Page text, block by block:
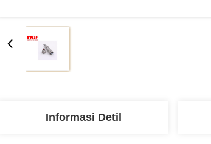
Informasi Detil